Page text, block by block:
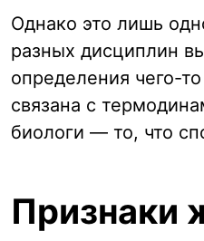
Однако это лишь
разных дисциплин
определения чего-
связана с
биологи — то, что
Признаки